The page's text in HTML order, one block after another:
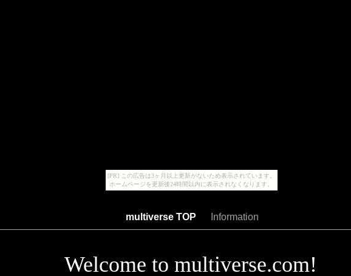
[PR] この広告は3ヶ月以上更新がないため表示されています。
ホームページを更新後24時間以内に表示されなくなります。
multiverse TOP Information
Welcome to multiverse.com!